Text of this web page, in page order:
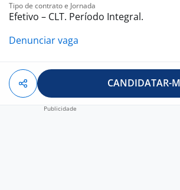
Tipo de contrato e Jornada
Efetivo – CLT. Período Integral.
Denunciar vaga
CANDIDATAR-